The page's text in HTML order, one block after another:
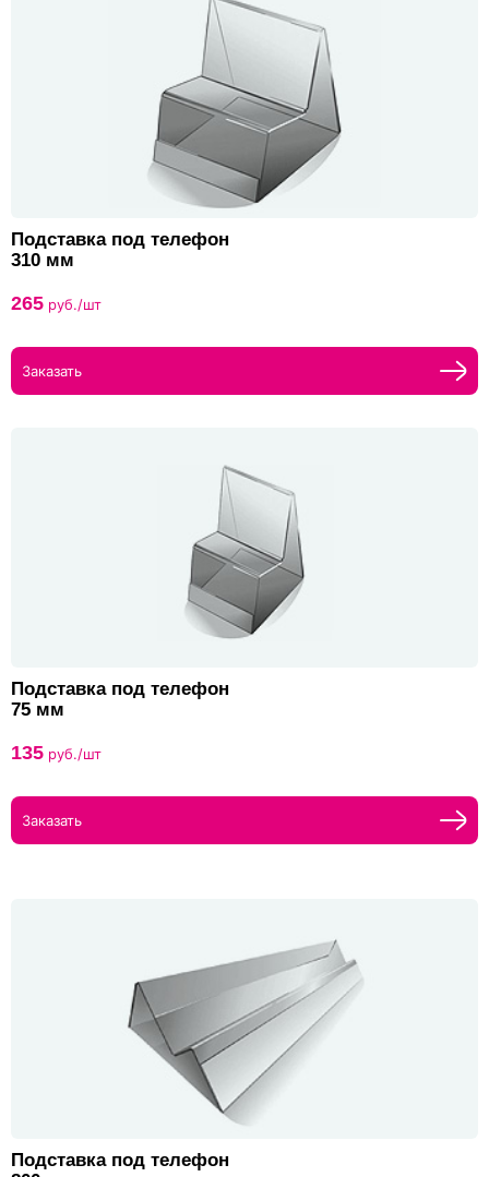
Подставка под телефон
310 мм
265 руб./шт
Заказать
Подставка под телефон
75 мм
135 руб./шт
Заказать
Подставка под телефон